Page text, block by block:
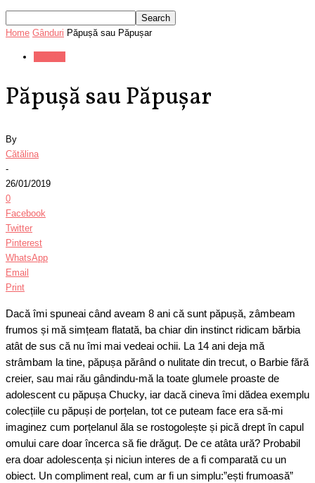
Home Gânduri Păpușă sau Păpușar
Păpușă sau Păpușar
By
Cătălina
-
26/01/2019
0
Facebook
Twitter
Pinterest
WhatsApp
Email
Print
Dacă îmi spuneai când aveam 8 ani că sunt păpușă, zâmbeam
frumos și mă simțeam flatată, ba chiar din instinct ridicam bărbia
atât de sus că nu îmi mai vedeai ochii. La 14 ani deja mă
strâmbam la tine, păpușa părând o nulitate din trecut, o Barbie fără
creier, sau mai rău gândindu-mă la toate glumele proaste de
adolescent cu păpușa Chucky, iar dacă cineva îmi dădea exemplu
colecțiile cu păpuși de porțelan, tot ce puteam face era să-mi
imaginez cum porțelanul ăla se rostogolește și pică drept în capul
omului care doar încerca să fie drăguț. De ce atâta ură? Probabil
era doar adolescența și niciun interes de a fi comparată cu un
obiect. Un compliment real, cum ar fi un simplu:”ești frumoasă”